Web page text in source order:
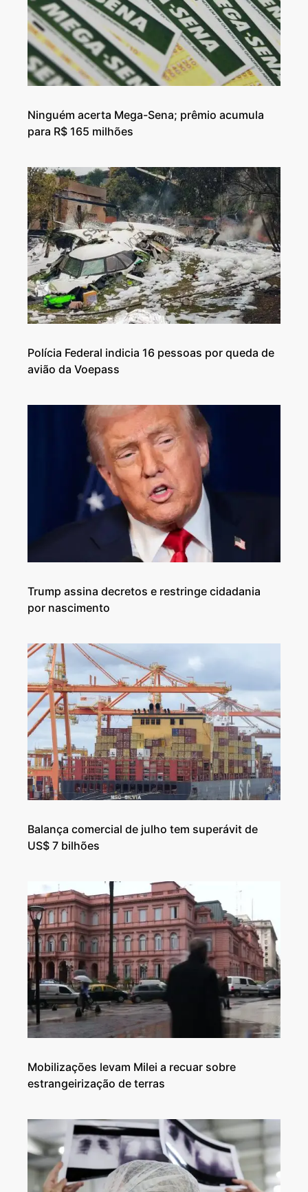
Ninguém acerta Mega-Sena; prêmio acumula
para R$ 165 milhões
Polícia Federal indicia 16 pessoas por queda de
avião da Voepass
Trump assina decretos e restringe cidadania
por nascimento
Balança comercial de julho tem superávit de
US$ 7 bilhões
Mobilizações levam Milei a recuar sobre
estrangeirização de terras